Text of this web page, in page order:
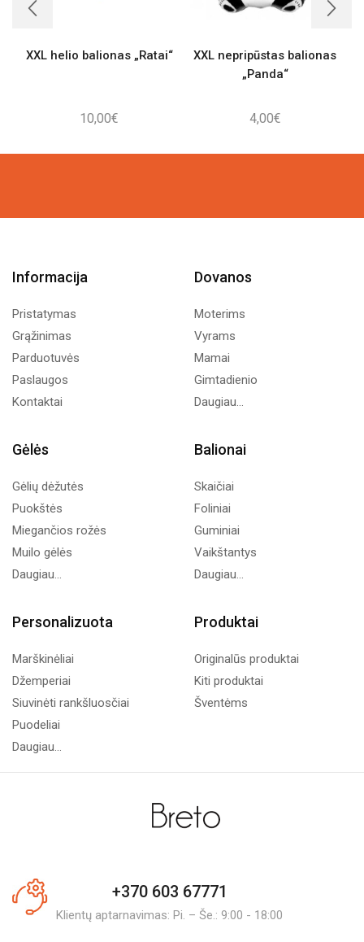
XXL helio balionas „Ratai“
10,00€
XXL nepripūstas balionas
„Panda“
4,00€
Informacija
Pristatymas
Grąžinimas
Parduotuvės
Paslaugos
Kontaktai
Dovanos
Moterims
Vyrams
Mamai
Gimtadienio
Daugiau...
Gėlės
Gėlių dėžutės
Puokštės
Miegančios rožės
Muilo gėlės
Daugiau...
Balionai
Skaičiai
Foliniai
Guminiai
Vaikštantys
Daugiau...
Personalizuota
Marškinėliai
Džemperiai
Siuvinėti rankšluosčiai
Puodeliai
Daugiau...
Produktai
Originalūs produktai
Kiti produktai
Šventėms
+370 603 67771
Klientų aptarnavimas: Pi. – Še.: 9:00 - 18:00